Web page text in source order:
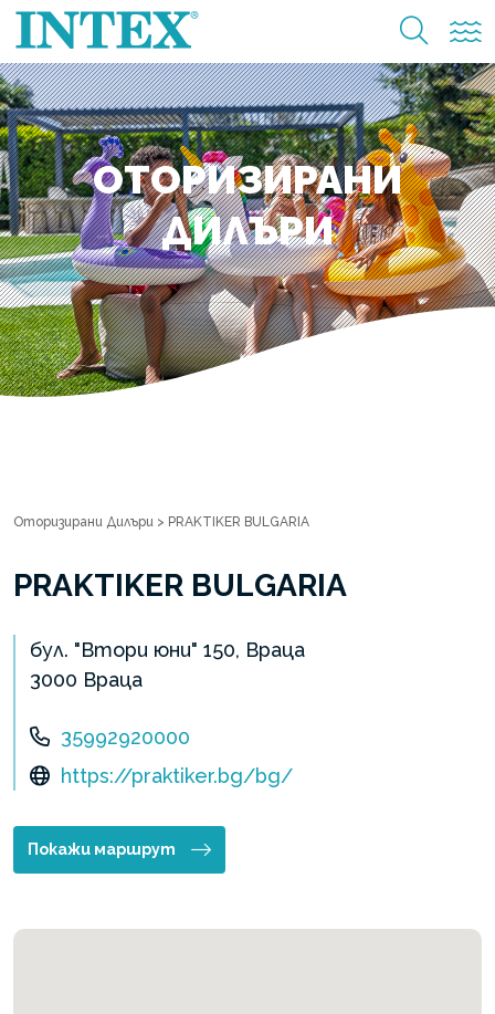
ОТОРИЗИРАНИ
ДИЛЪРИ
Оторизирани Дилъри > PRAKTIKER BULGARIA
PRAKTIKER BULGARIA
бул. "Втори юни" 150, Враца
3000 Враца
35992920000
https://praktiker.bg/bg/
Покажи маршрут